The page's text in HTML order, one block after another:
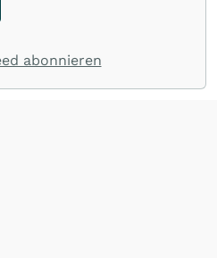
abonnieren